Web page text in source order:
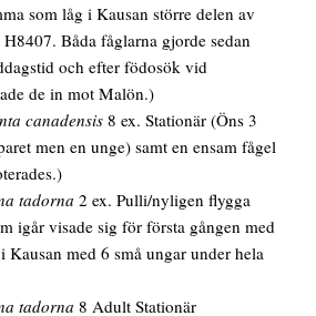
som låg i Kausan större delen av
H8407. Båda fåglarna gjorde sedan
och efter födosök vid
de in mot Malön.)
canadensis 8 ex. Stationär(Öns 3
men en unge) samt en ensam fågel
tadorna 2 ex. Pulli/nyligen flygga
igår visade sig för första gången med
Kausan med 6 små ungar under hela
tadorna 8 Adult Stationär